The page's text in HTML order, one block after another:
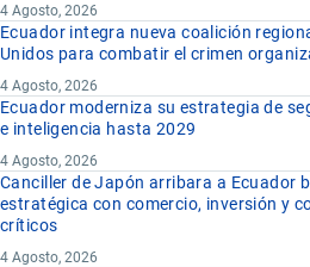
4 Agosto, 2026
Ecuador integra nueva coalición
Unidos para combatir el crimen
4 Agosto, 2026
Ecuador moderniza su estrategia de
e inteligencia hasta 2029
4 Agosto, 2026
Canciller de Japón arribara a Ecuador
estratégica con comercio, inversión y
críticos
4 Agosto, 2026